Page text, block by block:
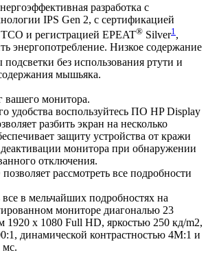
разработка с
IPS Gen 2, с сертификацией
и регистрацией EPEAT® Silver1 ,
энергопотребление. Низкое содержание
подсветки без использования ртути и
мышьяка.
монитора.
удобства воспользуйтесь ПО HP Display
разбить экран на несколько
защиту устройства от кражи
монитора при обнаружении
отключения.
рассмотреть все подробности
в мельчайших подробностях на
мониторе диагональю 23
1920 x 1080 Full HD, яркостью 250 кд/m2,
динамической контрастностью 4M:1 и
мс.